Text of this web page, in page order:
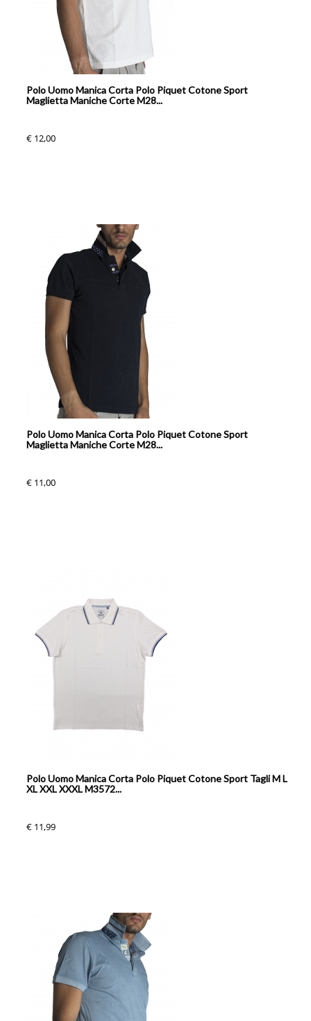
Polo Uomo Manica Corta Polo Piquet Cotone Sport
Maglietta Maniche Corte M28...
€ 12,00
Polo Uomo Manica Corta Polo Piquet Cotone Sport
Maglietta Maniche Corte M28...
€ 11,00
Polo Uomo Manica Corta Polo Piquet Cotone Sport Tagli M L
XL XXL XXXL M3572...
€ 11,99